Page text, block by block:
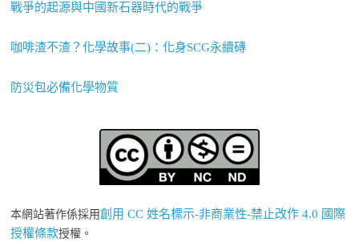
戰爭的起源與中國新石器時代的戰爭
咖啡渣不渣？化學故事(二)：化身SCG永續磚
防災包必備化學物質
本網站著作係採用創用 CC 姓名標示-非商業性-禁止改作 4.0 國際
授權條款授權。